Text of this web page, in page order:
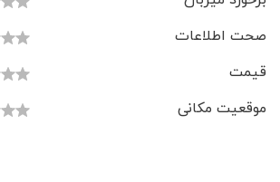
صحت اطلاعات
قیمت
موقعیت مکانی